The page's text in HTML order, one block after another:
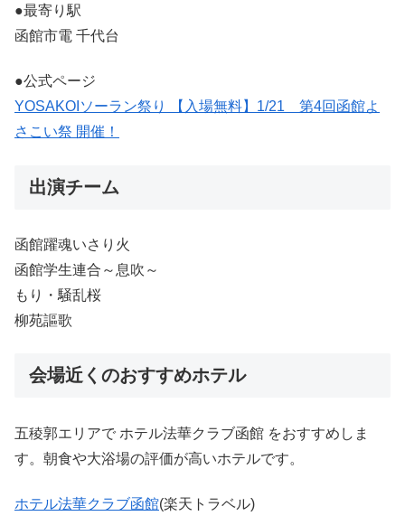
●最寄り駅
函館市電 千代台
●公式ページ
YOSAKOIソーラン祭り 【入場無料】1/21 第4回函館よ
さこい祭 開催！
出演チーム
函館躍魂いさり火
函館学生連合～息吹～
もり・騒乱桜
柳苑謳歌
会場近くのおすすめホテル
五稜郭エリアで ホテル法華クラブ函館 をおすすめしま
す。朝食や大浴場の評価が高いホテルです。
ホテル法華クラブ函館(楽天トラベル)